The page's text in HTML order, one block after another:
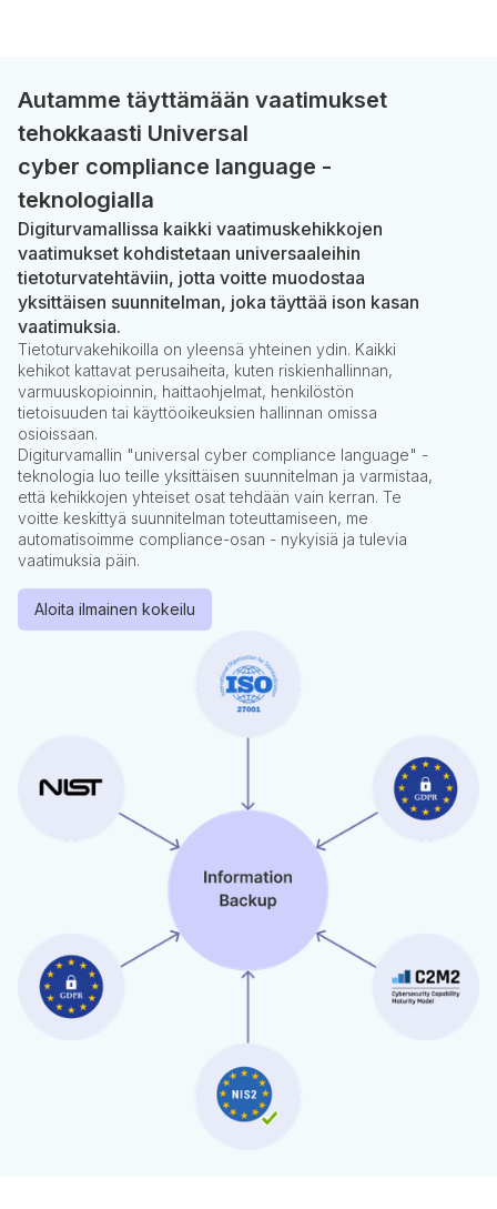
Autamme täyttämään vaatimukset
tehokkaasti Universal
cyber compliance language -
teknologialla
Digiturvamallissa kaikki vaatimuskehikkojen
vaatimukset kohdistetaan universaaleihin
tietoturvatehtäviin, jotta voitte muodostaa
yksittäisen suunnitelman, joka täyttää ison kasan
vaatimuksia.
Tietoturvakehikoilla on yleensä yhteinen ydin. Kaikki
kehikot kattavat perusaiheita, kuten riskienhallinnan,
varmuuskopioinnin, haittaohjelmat, henkilöstön
tietoisuuden tai käyttöoikeuksien hallinnan omissa
osioissaan.
Digiturvamallin "universal cyber compliance language" -
teknologia luo teille yksittäisen suunnitelman ja varmistaa,
että kehikkojen yhteiset osat tehdään vain kerran. Te
voitte keskittyä suunnitelman toteuttamiseen, me
automatisoimme compliance-osan - nykyisiä ja tulevia
vaatimuksia päin.
Aloita ilmainen kokeilu